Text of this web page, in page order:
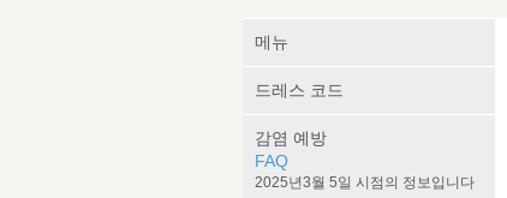
메뉴
드레스 코드
감염 예방
FAQ
2025년3월 5일 시점의 정보입니다